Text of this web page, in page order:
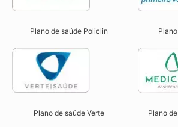
Plano de saúde Policlin
Plano de saúde Verte Plano